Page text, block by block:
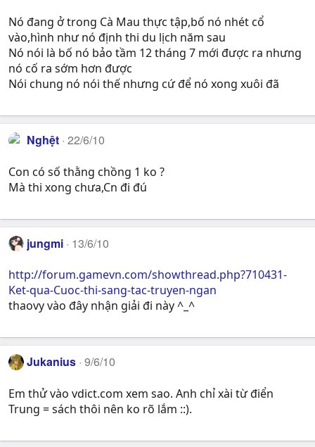
Nó đang ở trong Cà Mau thực tập,bố nó nhét cổ
vào,hình như nó định thi du lịch năm sau
Nó nói là bố nó bảo tầm 12 tháng 7 mới được ra nhưng
nó cố ra sớm hơn được
Nói chung nó nói thế nhưng cứ để nó xong xuôi đã
Nghệt 22/6/10
Con có số thằng chồng 1 ko ?
Mà thi xong chưa,Cn đi đú
jungmi 13/6/10
http://forum.gamevn.com/showthread.php?710431-
Ket-qua-Cuoc-thi-sang-tac-truyen-ngan
thaovy vào đây nhận giải đi này ^_^
Jukanius 9/6/10
Em thử vào vdict.com xem sao. Anh chỉ xài từ điển
Trung = sách thôi nên ko rõ lắm ::).